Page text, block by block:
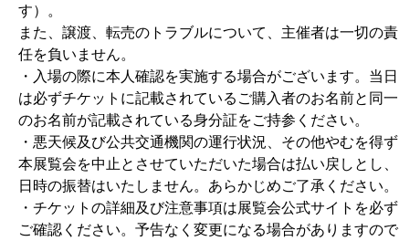
す）。
また、譲渡、転売のトラブルについて、主催者は一切の責
任を負いません。
・入場の際に本人確認を実施する場合がございます。当日
は必ずチケットに記載されているご購入者のお名前と同一
のお名前が記載されている身分証をご持参ください。
・悪天候及び公共交通機関の運行状況、その他やむを得ず
本展覧会を中止とさせていただいた場合は払い戻しとし、
日時の振替はいたしません。あらかじめご了承ください。
・チケットの詳細及び注意事項は展覧会公式サイトを必ず
ご確認ください。予告なく変更になる場合がありますので